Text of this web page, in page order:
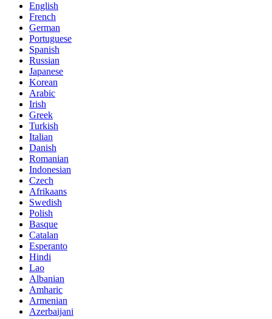
English
French
German
Portuguese
Spanish
Russian
Japanese
Korean
Arabic
Irish
Greek
Turkish
Italian
Danish
Romanian
Indonesian
Czech
Afrikaans
Swedish
Polish
Basque
Catalan
Esperanto
Hindi
Lao
Albanian
Amharic
Armenian
Azerbaijani